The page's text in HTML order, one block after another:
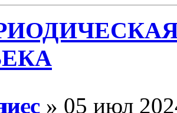
» 05 июл